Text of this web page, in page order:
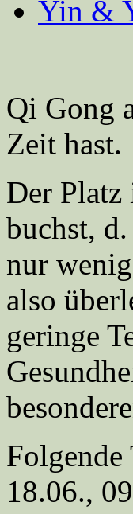
Yin &
Qi Gong
Zeit hast.
Der Platz
buchst,
nur
also
geringe
18.06.,